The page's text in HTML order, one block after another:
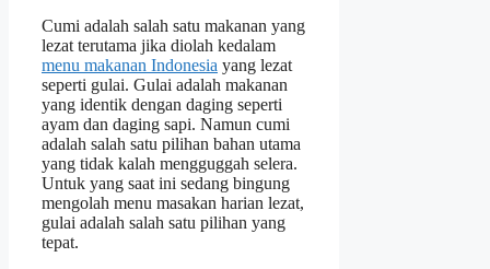
Cumi adalah salah satu makanan yang
lezat terutama jika diolah kedalam
menu makanan Indonesia yang lezat
seperti gulai. Gulai adalah makanan
yang identik dengan daging seperti
ayam dan daging sapi. Namun cumi
adalah salah satu pilihan bahan utama
yang tidak kalah mengguggah selera.
Untuk yang saat ini sedang bingung
mengolah menu masakan harian lezat,
gulai adalah salah satu pilihan yang
tepat.